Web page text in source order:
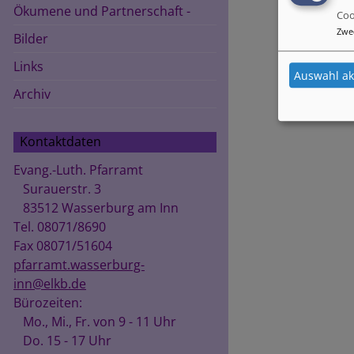
Ökumene und Partnerschaft -
Bilder
Links
Archiv
Kontaktdaten
Evang.-Luth. Pfarramt
Surauerstr. 3
83512 Wasserburg am Inn
Tel. 08071/8690
Fax 08071/51604
pfarramt.wasserburg-
inn@elkb.de
Bürozeiten:
Mo., Mi., Fr. von 9 - 11 Uhr
Do. 15 - 17 Uhr
Auswahl